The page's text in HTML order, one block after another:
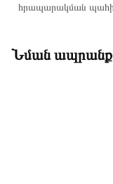
հրապարակման
Նման